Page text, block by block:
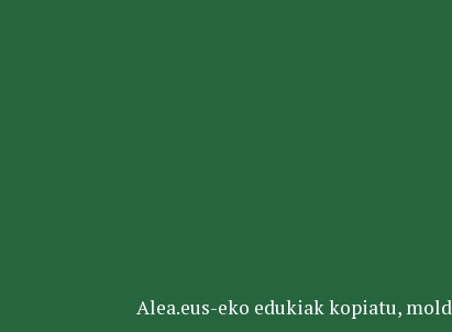
Alea.eus-eko edukiak kopiatu,